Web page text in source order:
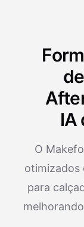
IA
O
otimizados
para